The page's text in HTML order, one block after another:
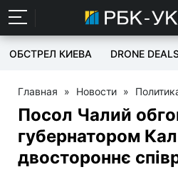
ОБСТРЕЛ КИЕВА DRONE
Главная » Новости »
Посол Чалий
губернатором
двостороннє